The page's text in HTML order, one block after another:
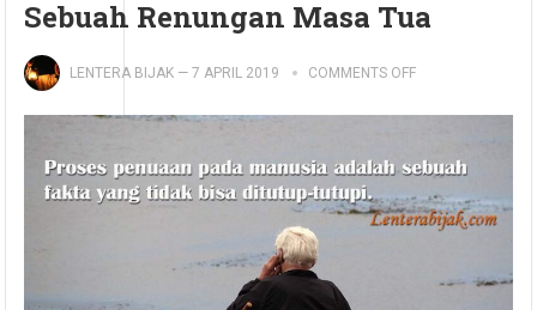
Sebuah Renungan Masa Tua
LENTERA BIJAK —7 APRIL 2019 COMMENTS OFF